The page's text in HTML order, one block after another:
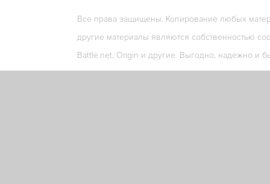
Все права защищены. Копирование любых
другие материалы являются собственностью
Battle.net, Origin и другие. Выгодно, надежно и